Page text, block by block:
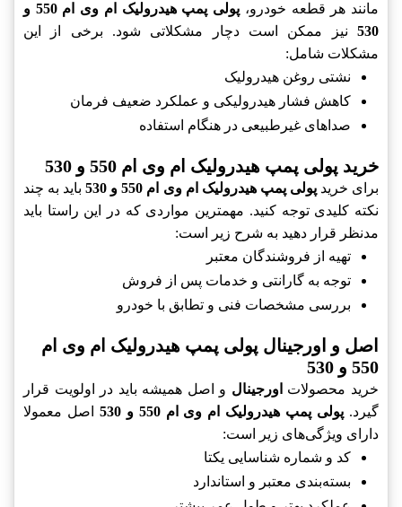
مانند هر قطعه خودرو،
پولی پمپ هیدرولیک ام وی ام 550 و
530 نیز ممکن است دچار مشکلاتی شود. برخی از این
مشکلات شامل:
نشتی روغن هیدرولیک
کاهش فشار هیدرولیکی و عملکرد ضعیف فرمان
صداهای غیرطبیعی در هنگام استفاده
خرید پولی پمپ هیدرولیک ام وی ام 550 و 530
برای خریدپولی پمپ هیدرولیک ام وی ام 550 و 530
باید به چند
نکته کلیدی توجه کنید. مهمترین مواردی که در این راستا باید
مدنظر قرار دهید به شرح زیر است:
تهیه از فروشندگان معتبر
توجه به گارانتی و خدمات پس از فروش
بررسی مشخصات فنی و تطابق با خودرو
اصل و اورجینال پولی پمپ هیدرولیک ام وی ام
550 و 530
خرید محصولات اورجینال و اصل همیشه باید در اولویت قرار
گیرد. پولی پمپ هیدرولیک ام وی ام 550 و 530
اصل معمولا
دارای ویژگی‌های زیر است:
کد و شماره شناسایی یکتا
بسته‌بندی معتبر و استاندارد